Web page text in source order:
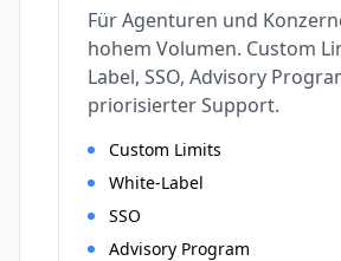
Für Agenturen und
hohem Volumen. Custom
Label, SSO, Advisory
priorisierter Support.
Custom Limits
White-Label
SSO
Advisory Program